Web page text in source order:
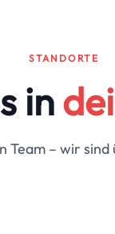
STANDORTE
in
Team – wir sind